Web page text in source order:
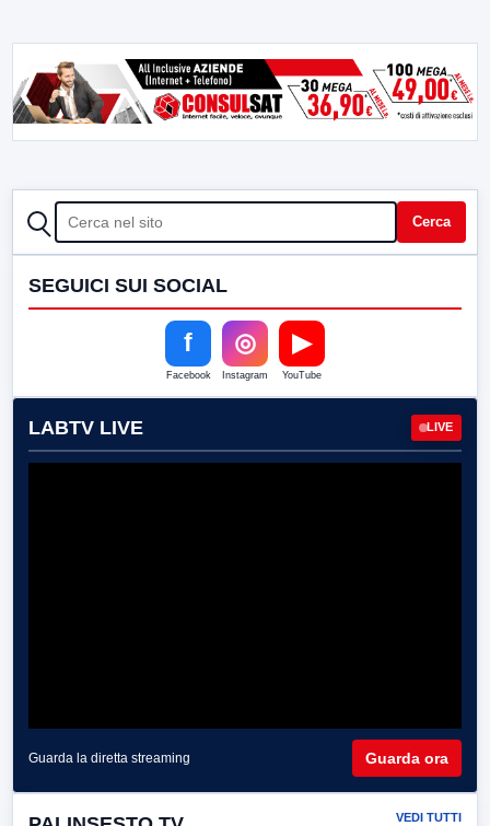
CERCA Cerca
SEGUICI SUI SOCIAL
f
Facebook
◎
Instagram
▶
YouTube
LABTV LIVE LIVE
Guarda la diretta streaming Guarda ora
VEDI TUTTI